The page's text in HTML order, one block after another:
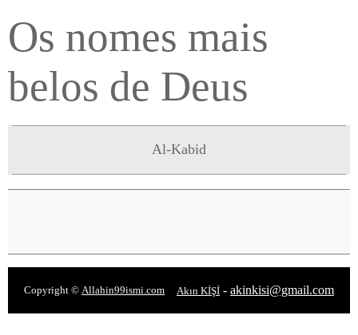
Os nomes mais
belos de Deus
Al-Kabid
Copyright © Allahin99ismi.com Akın KİŞİ - akinkisi@gmail.com